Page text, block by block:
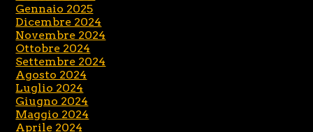
Gennaio 2025
Dicembre 2024
Novembre 2024
Ottobre 2024
Settembre 2024
Agosto 2024
Luglio 2024
Giugno 2024
Maggio 2024
Aprile 2024